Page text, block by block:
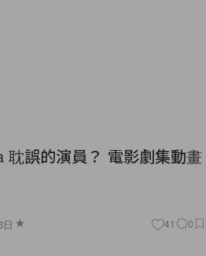
耽誤的演員？ 電影劇集動畫
41 0